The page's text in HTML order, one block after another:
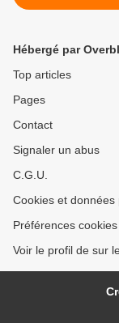
Hébergé par
Top articles
Pages
Contact
Signaler un abus
C.G.U.
Cookies et données
Préférences cookies
Voir le profil de sur